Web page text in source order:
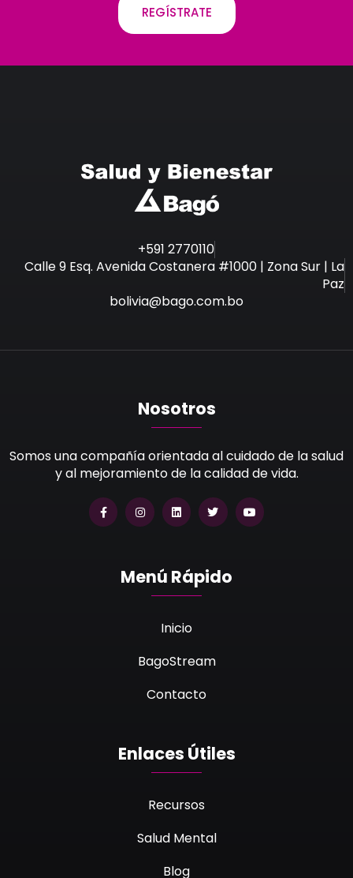
REGÍSTRATE
+591 2770110
Calle 9 Esq. Avenida Costanera #1000 | Zona Sur | La
Paz
bolivia@bago.com.bo
Nosotros
Somos una compañía orientada al cuidado de la salud
y al mejoramiento de la calidad de vida.
Menú Rápido
Inicio
BagoStream
Contacto
Enlaces Útiles
Recursos
Salud Mental
Blog